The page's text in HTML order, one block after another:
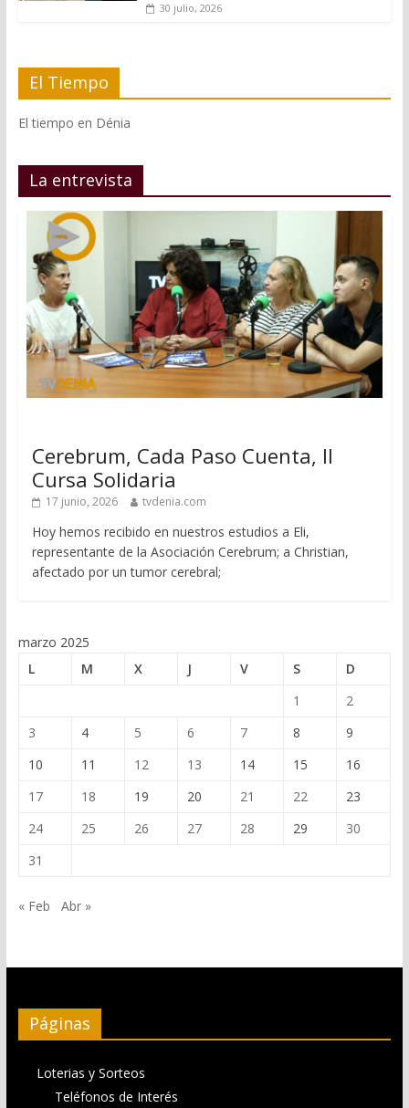
30 julio, 2026
El Tiempo
El tiempo en Dénia
La entrevista
Cerebrum, Cada Paso Cuenta, II
Cursa Solidaria
17 junio, 2026 tvdenia.com
Hoy hemos recibido en nuestros estudios a Eli,
representante de la Asociación Cerebrum; a Christian,
afectado por un tumor cerebral;
marzo 2025
L
M X J V S
D
1
2
3
4 5 6 7 8
9
10
11 12 13 14 15
16
17
18 19 20 21 22
23
24
25 26 27 28 29
30
31
« Feb Abr »
Páginas
Loterias y Sorteos
Teléfonos de Interés